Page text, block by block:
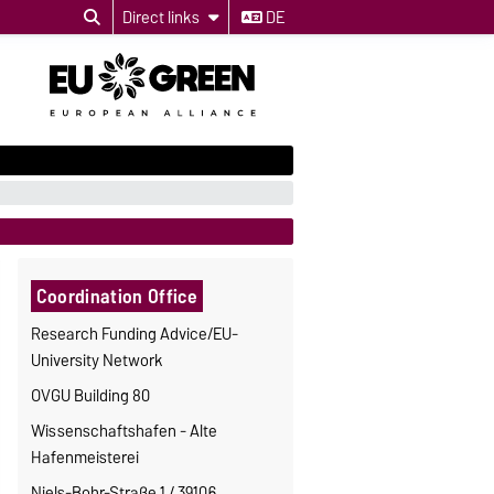
Direct links DE
Coordination Office
Research Funding Advice/EU-
University Network
OVGU Building 80
Wissenschaftshafen - Alte
Hafenmeisterei